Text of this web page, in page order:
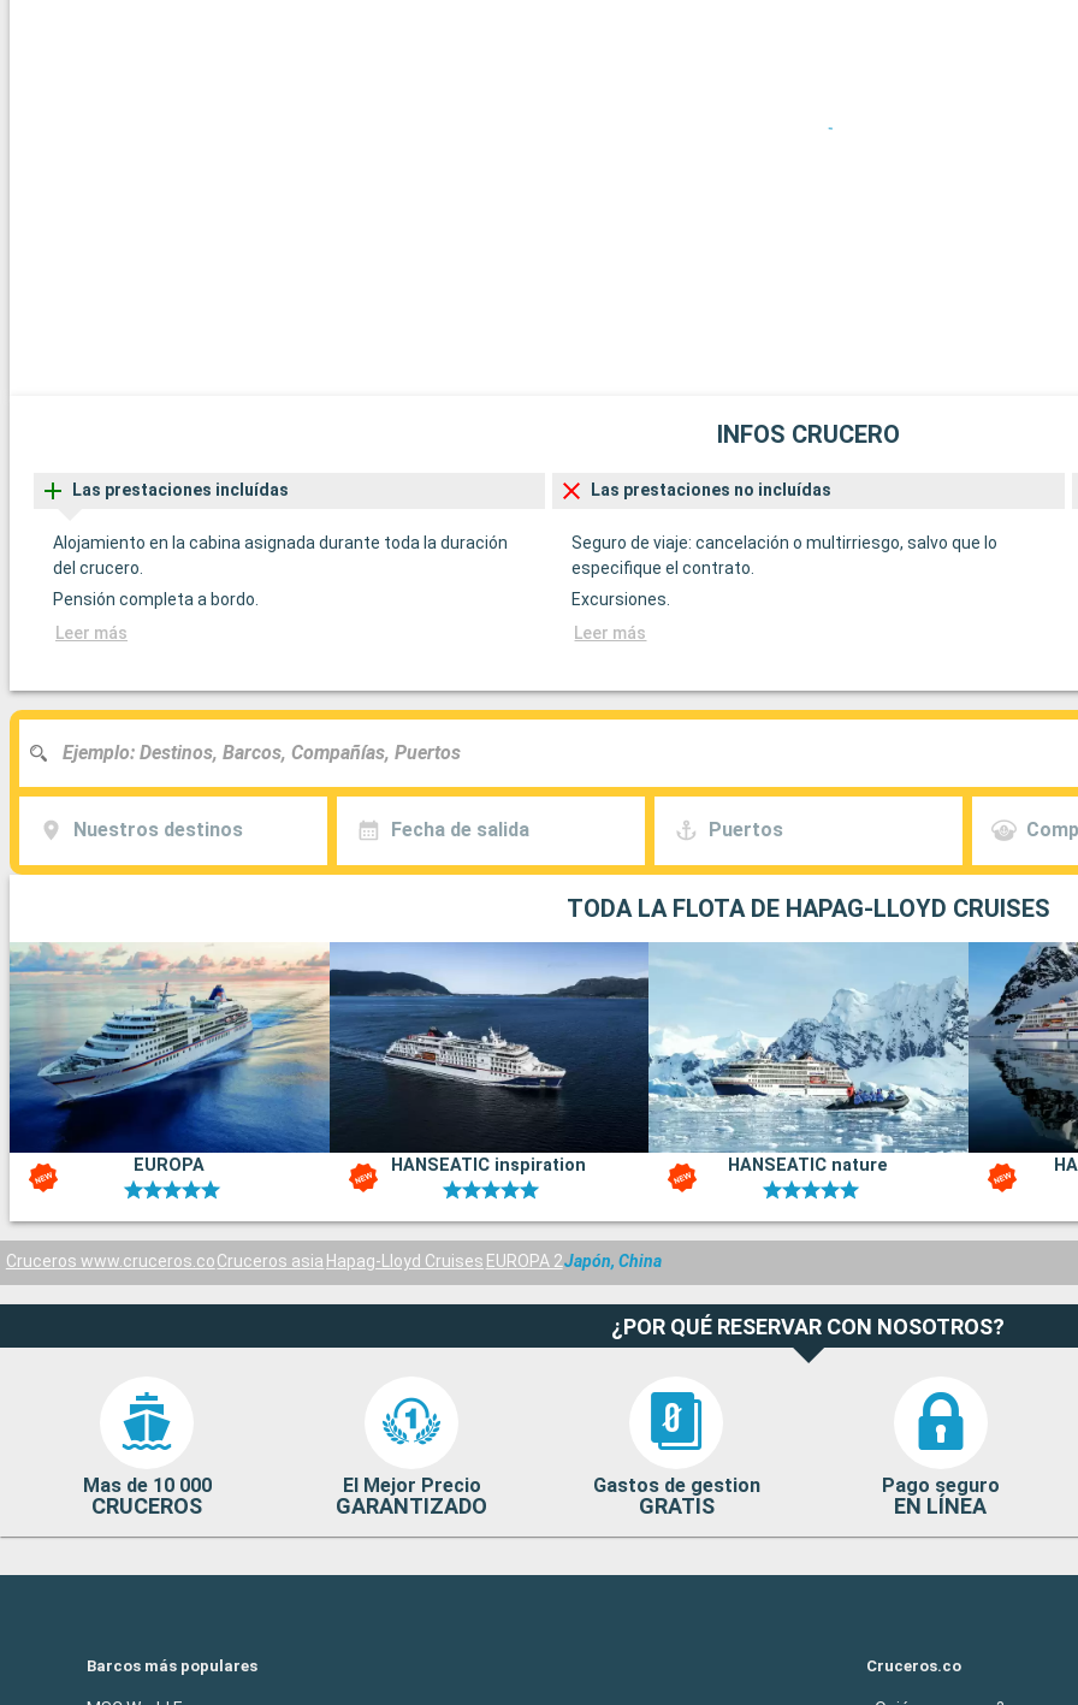
INFOS CRUCERO
Las prestaciones incluídas
Alojamiento en la cabina asignada durante toda la duración
del crucero.
Pensión completa a bordo.
Leer más
Las prestaciones no incluídas
Seguro de viaje: cancelación o multirriesgo, salvo que lo
especifique el contrato.
Excursiones.
Leer más
Nuestros destinos Fecha de salida Puertos
TODA LA FLOTA DE HAPAG-LLOYD CRUISES
EUROPA HANSEATIC inspiration HANSEATIC nature
Cruceros www.cruceros.coCruceros asia Hapag-Lloyd Cruises EUROPA 2Japón, China
¿POR QUÉ RESERVAR CON NOSOTROS?
Mas de 10 000
CRUCEROS
El Mejor Precio
GARANTIZADO
Gastos de gestion
GRATIS
Pago seguro
EN LÍNEA
Barcos más populares Cruceros.co